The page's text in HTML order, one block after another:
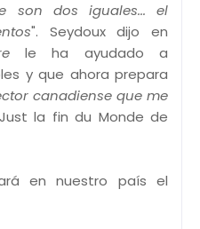
son dos iguales... el
". Seydoux dijo en
le ha ayudado a
y que ahora prepara
canadiense que me
la fin du Monde de
en nuestro país el